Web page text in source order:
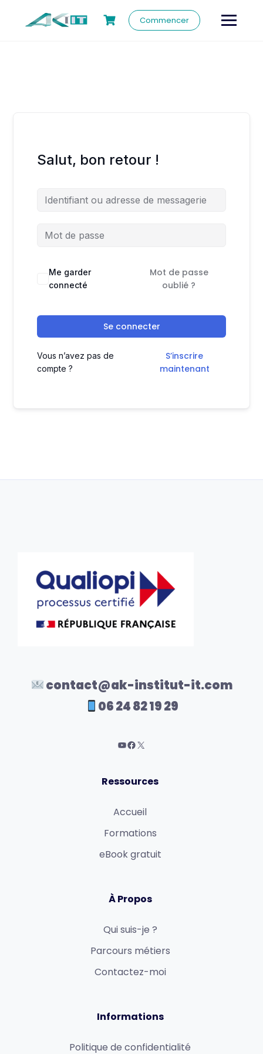
Commencer
Salut, bon retour !
Me garder
connecté
Mot de passe
oublié ?
Se connecter
Vous n’avez pas de
compte ?
S’inscrire
maintenant
contact@ak-institut-it.com
06 24 82 19 29
Ressources
Accueil
Formations
eBook gratuit
À Propos
Qui suis-je ?
Parcours métiers
Contactez-moi
Informations
Politique de confidentialité